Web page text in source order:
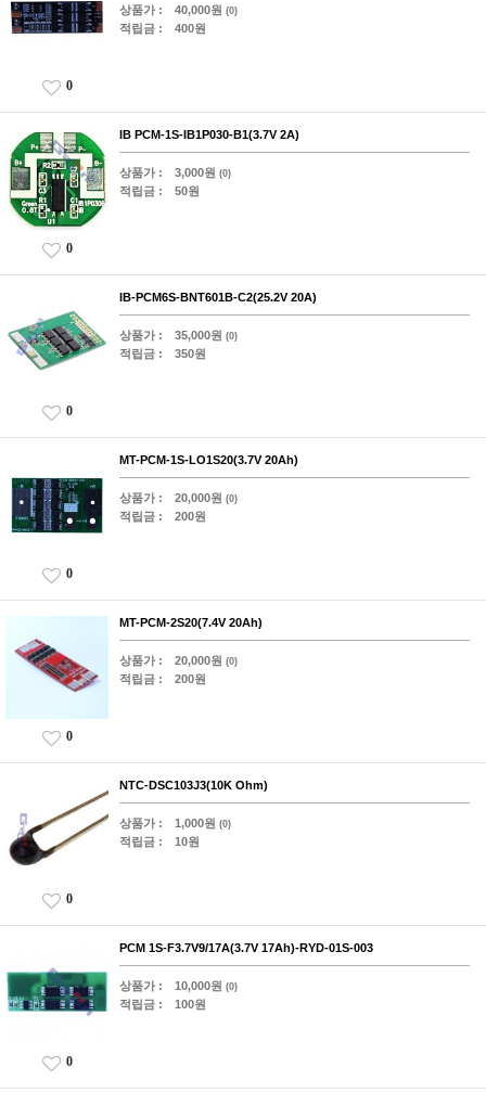
상품가 : 40,000원 (0)
적립금 : 400원
0
IB PCM-1S-IB1P030-B1(3.7V 2A)
상품가 : 3,000원 (0)
적립금 : 50원
0
IB-PCM6S-BNT601B-C2(25.2V 20A)
상품가 : 35,000원 (0)
적립금 : 350원
0
MT-PCM-1S-LO1S20(3.7V 20Ah)
상품가 : 20,000원 (0)
적립금 : 200원
0
MT-PCM-2S20(7.4V 20Ah)
상품가 : 20,000원 (0)
적립금 : 200원
0
NTC-DSC103J3(10K Ohm)
상품가 : 1,000원 (0)
적립금 : 10원
0
PCM 1S-F3.7V9/17A(3.7V 17Ah)-RYD-01S-003
상품가 : 10,000원 (0)
적립금 : 100원
0